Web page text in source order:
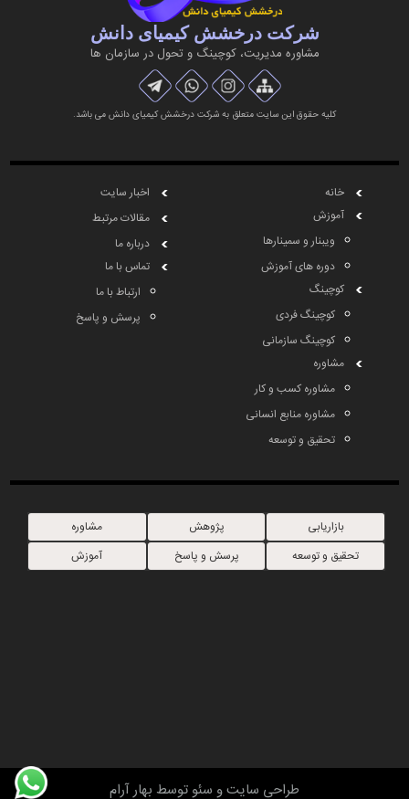
شرکت درخشش کیمیای دانش
مشاوره مديريت، کوچینگ و تحول در سازمان ها
کلیه حقوق این سایت متعلق به شرکت درخشش کیمیای دانش می باشد.
خانه
آموزش
ویبنار و سمینارها
دوره های آموزش
کوچینگ
کوچینگ فردی
کوچینگ سازمانی
مشاوره
مشاوره کسب و کار
مشاوره منابع انسانی
تحقیق و توسعه
اخبار سایت
مقالات مرتبط
درباره ما
تماس با ما
ارتباط با ما
پرسش و پاسخ
بازاریابی پژوهش
مشاوره
تحقیق و توسعه
پرسش و پاسخ آموزش
طراحی سایتو سئو توسط بهار آرام